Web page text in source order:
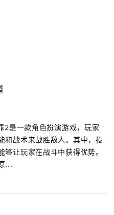
2是一款角色扮演游戏，玩家
和战术来战胜敌人。其中，投
让玩家在战斗中获得优势。
...